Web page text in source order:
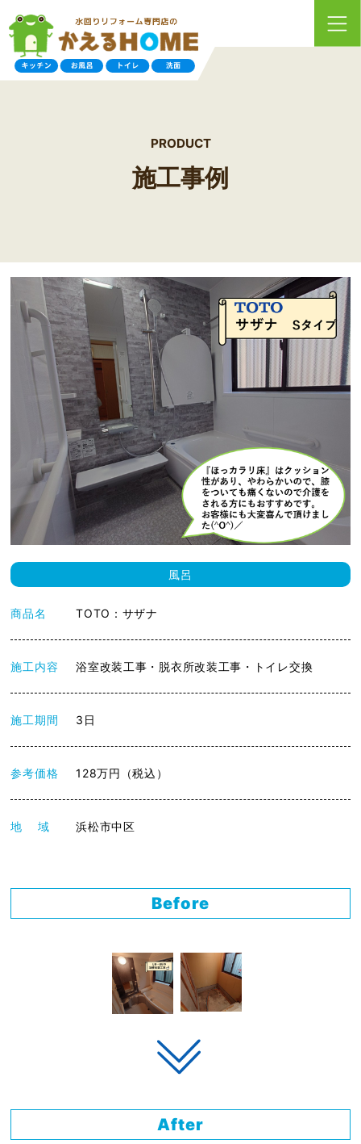
PRODUCT
施工事例
風呂
商品名 TOTO：サザナ
施工内容 浴室改装工事・脱衣所改装工事・トイレ交換
施工期間 3日
参考価格 128万円（税込）
地 域 浜松市中区
Before
After